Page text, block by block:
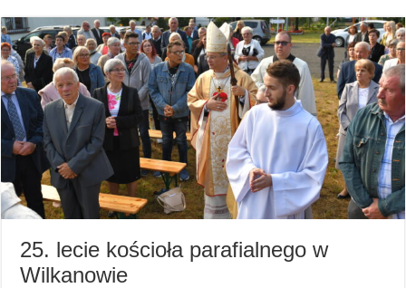
25. lecie kościoła parafialnego w
Wilkanowie